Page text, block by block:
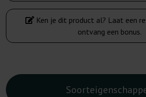
Ken je dit product al? Laat een
ontvang een bonus.